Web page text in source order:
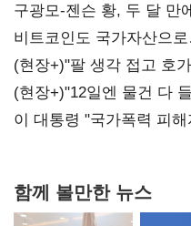
구광모-젠슨 황, 두 달 만
비트코인도 국가자산으
숙제
(현장+)"팔 생각 접고 호
20억 키맞추기
(현장+)"12일엔 물건 다
연 홈플러스
이 대통령 "국가폭력 피
함께 볼만한 뉴스